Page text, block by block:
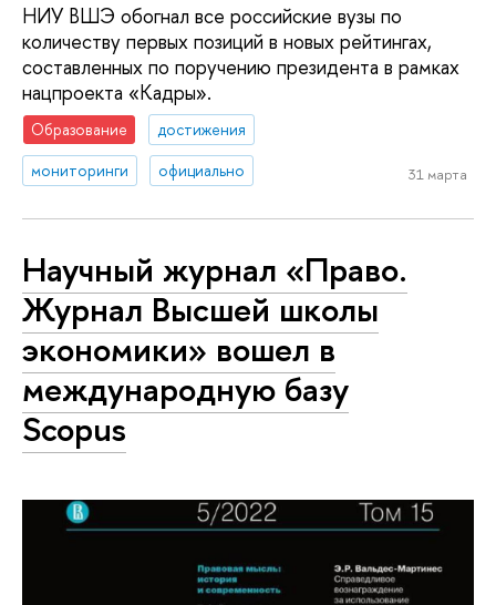
НИУ ВШЭ обогнал все российские вузы по
количеству первых позиций в новых рейтингах,
составленных по поручению президента в рамках
нацпроекта «Кадры».
Образование
достижения
мониторинги
официально 31 марта
Научный журнал «Право.
Журнал Высшей школы
экономики» вошел в
международную базу
Scopus